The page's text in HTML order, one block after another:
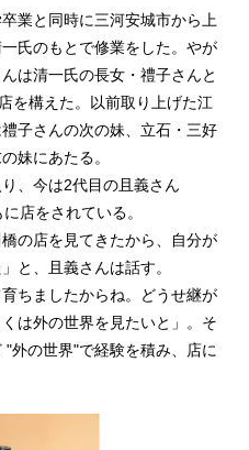
業と同時に三河安城市から上
氏のもとで修業をした。やが
は清一氏の長女・禮子さんと
を構えた。以前取り上げた江
子さんの次の妹、立石・三好
妹にあたる。
、今は2代目の且義さん
店をされている。
の店を見てきたから、自分が
と、且義さんは話す。
ちましたからね。どうせ継が
は外の世界を見たいと」。そ
外の世界"で経験を積み、店に